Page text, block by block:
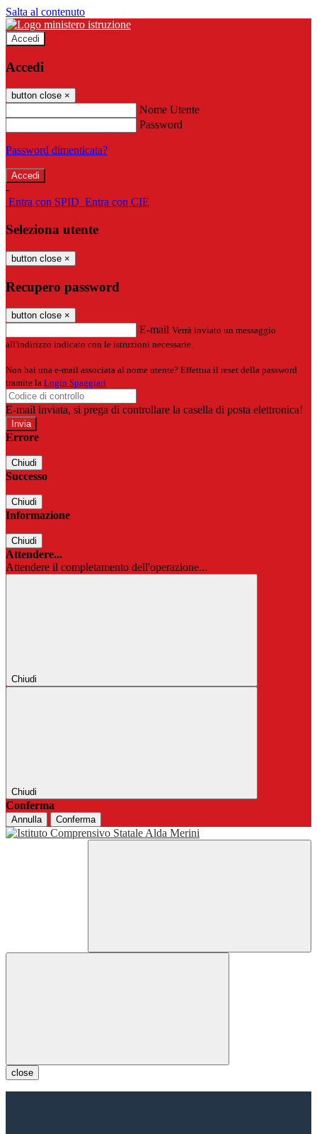
Salta al contenuto
Accedi
Accedi
button close ×
Nome Utente
Password
Password dimenticata?
-
Entra con SPID Entra con CIE
Seleziona utente
button close ×
Recupero password
button close ×
E-mail Verrà inviato un messaggio
all'indirizzo indicato con le istruzioni necessarie.
Non hai una e-mail associata al nome utente? Effettua il reset della password
tramite la Login Spaggiari
E-mail inviata, si prega di controllare la casella di posta elettronica!
Errore
Chiudi
Successo
Chiudi
Informazione
Chiudi
Attendere...
Attendere il completamento dell'operazione...
Chiudi
Chiudi
Conferma
Annulla Conferma
close